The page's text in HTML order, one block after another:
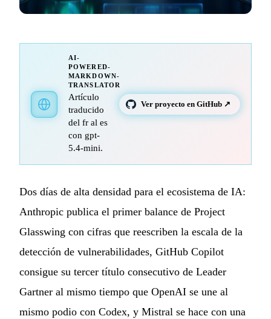
AI-
POWERED-
MARKDOWN-
TRANSLATOR
Artículo
traducido
del fr al es
con gpt-
5.4-mini.
Ver proyecto en GitHub ↗
Dos días de alta densidad para el ecosistema de IA:
Anthropic publica el primer balance de Project
Glasswing con cifras que reescriben la escala de la
detección de vulnerabilidades, GitHub Copilot
consigue su tercer título consecutivo de Leader
Gartner al mismo tiempo que OpenAI se une al
mismo podio con Codex, y Mistral se hace con una